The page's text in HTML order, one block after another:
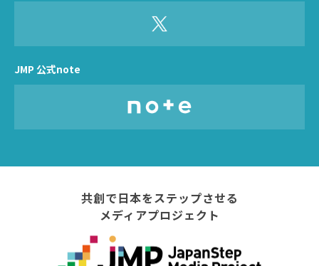
JMP 公式note
共創で日本をステップさせる
メディアプロジェクト